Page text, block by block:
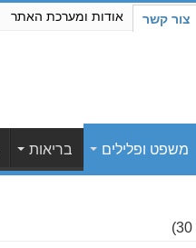
צור קשר אודות ומערכת האתר
משפט ופלילים בריאות